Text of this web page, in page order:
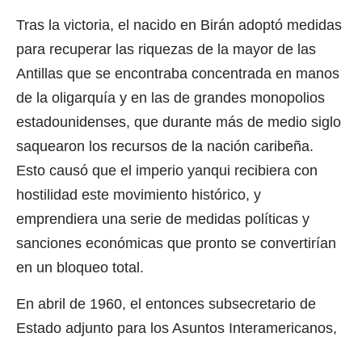
Tras la victoria, el nacido en Birán adoptó medidas
para recuperar las riquezas de la mayor de las
Antillas que se encontraba concentrada en manos
de la oligarquía y en las de grandes monopolios
estadounidenses, que durante más de medio siglo
saquearon los recursos de la nación caribeña.
Esto causó que el imperio yanqui recibiera con
hostilidad este movimiento histórico, y
emprendiera una serie de medidas políticas y
sanciones económicas que pronto se convertirían
en un bloqueo total.
En abril de 1960, el entonces subsecretario de
Estado adjunto para los Asuntos Interamericanos,